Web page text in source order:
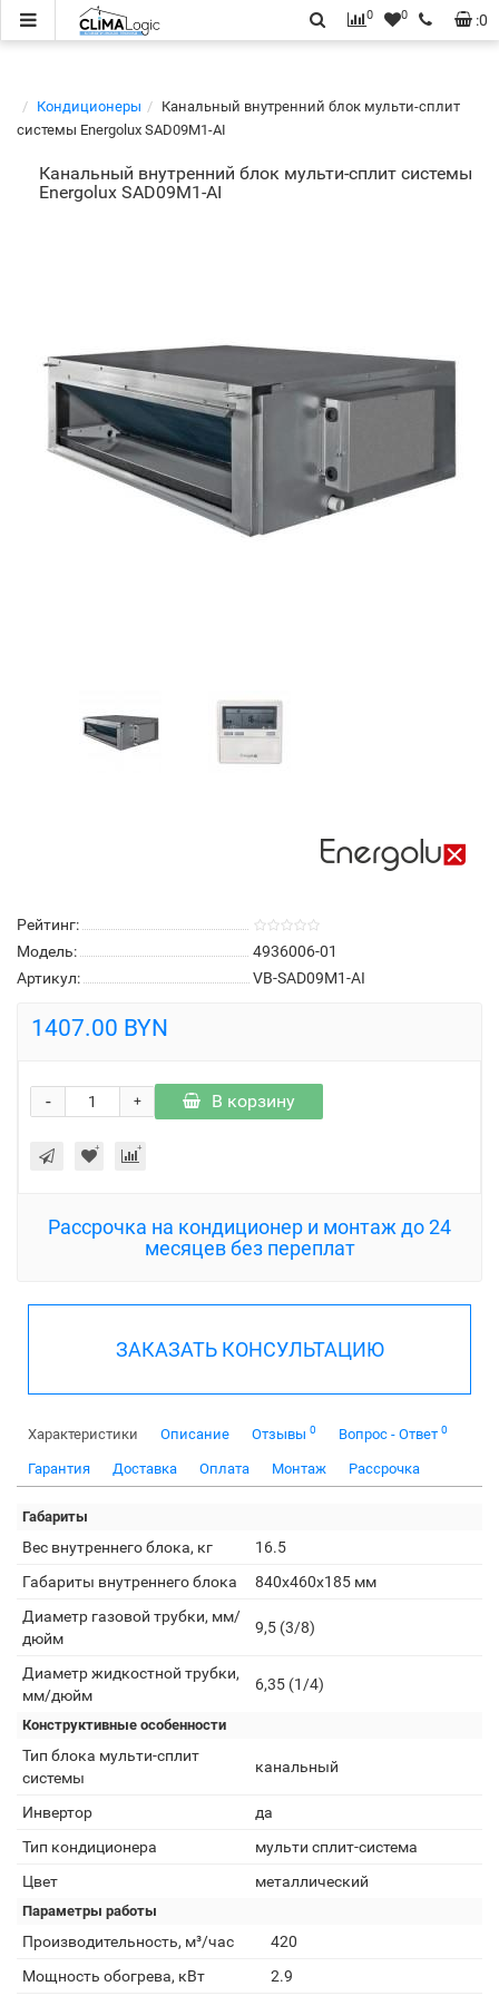
:0
0 0
Кондиционеры
Канальный внутренний блок мульти-сплит
системы Energolux SAD09M1-AI
Канальный внутренний блок мульти-сплит системы
Energolux SAD09M1-AI
Рейтинг:
Модель:
4936006-01
Артикул:
VB-SAD09M1-AI
1407.00 BYN
+
- В корзину
Рассрочка на кондиционер и монтаж до 24
месяцев без переплат
ЗАКАЗАТЬ КОНСУЛЬТАЦИЮ
Характеристики Описание Отзывы 0 Вопрос - Ответ 0
Гарантия Доставка Оплата Монтаж Рассрочка
Габариты
Вес внутреннего блока, кг
16.5
Габариты внутреннего блока
840x460x185 мм
Диаметр газовой трубки, мм/
дюйм
9,5 (3/8)
Диаметр жидкостной трубки,
мм/дюйм
6,35 (1/4)
Конструктивные особенности
Тип блока мульти-сплит
системы
канальный
Инвертор
да
Тип кондиционера
мульти сплит-система
Цвет
металлический
Параметры работы
Производительность, м³/час
420
Мощность обогрева, кВт
2.9